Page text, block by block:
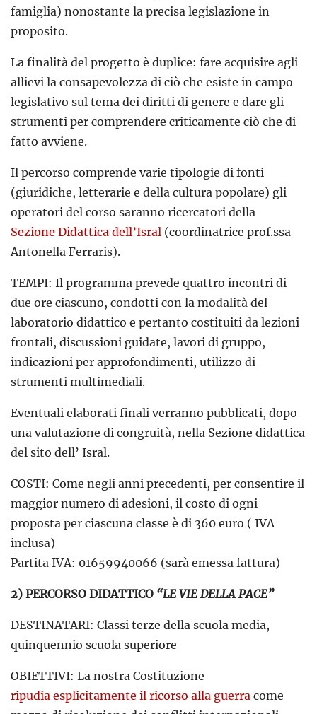
famiglia) nonostante la precisa legislazione in
proposito.
La finalità del progetto è duplice: fare acquisire agli
allievi la consapevolezza di ciò che esiste in campo
legislativo sul tema dei diritti di genere e dare gli
strumenti per comprendere criticamente ciò che di
fatto avviene.
Il percorso comprende varie tipologie di fonti
(giuridiche, letterarie e della cultura popolare) gli
operatori del corso saranno ricercatori della
Sezione Didattica dell’Isral (coordinatrice prof.ssa
Antonella Ferraris).
TEMPI: Il programma prevede quattro incontri di
due ore ciascuno, condotti con la modalità del
laboratorio didattico e pertanto costituiti da lezioni
frontali, discussioni guidate, lavori di gruppo,
indicazioni per approfondimenti, utilizzo di
strumenti multimediali.
Eventuali elaborati finali verranno pubblicati, dopo
una valutazione di congruità, nella Sezione didattica
del sito dell’ Isral.
COSTI: Come negli anni precedenti, per consentire il
maggior numero di adesioni, il costo di ogni
proposta per ciascuna classe è di 360 euro ( IVA
inclusa)
Partita IVA: 01659940066 (sarà emessa fattura)
2) PERCORSO DIDATTICO “LE VIE DELLA PACE”
DESTINATARI: Classi terze della scuola media,
quinquennio scuola superiore
OBIETTIVI: La nostra Costituzione
ripudia esplicitamente il ricorso alla guerra come